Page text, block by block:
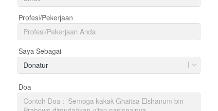
Profesi/Pekerjaan
Saya Sebagai
Donatur
Doa